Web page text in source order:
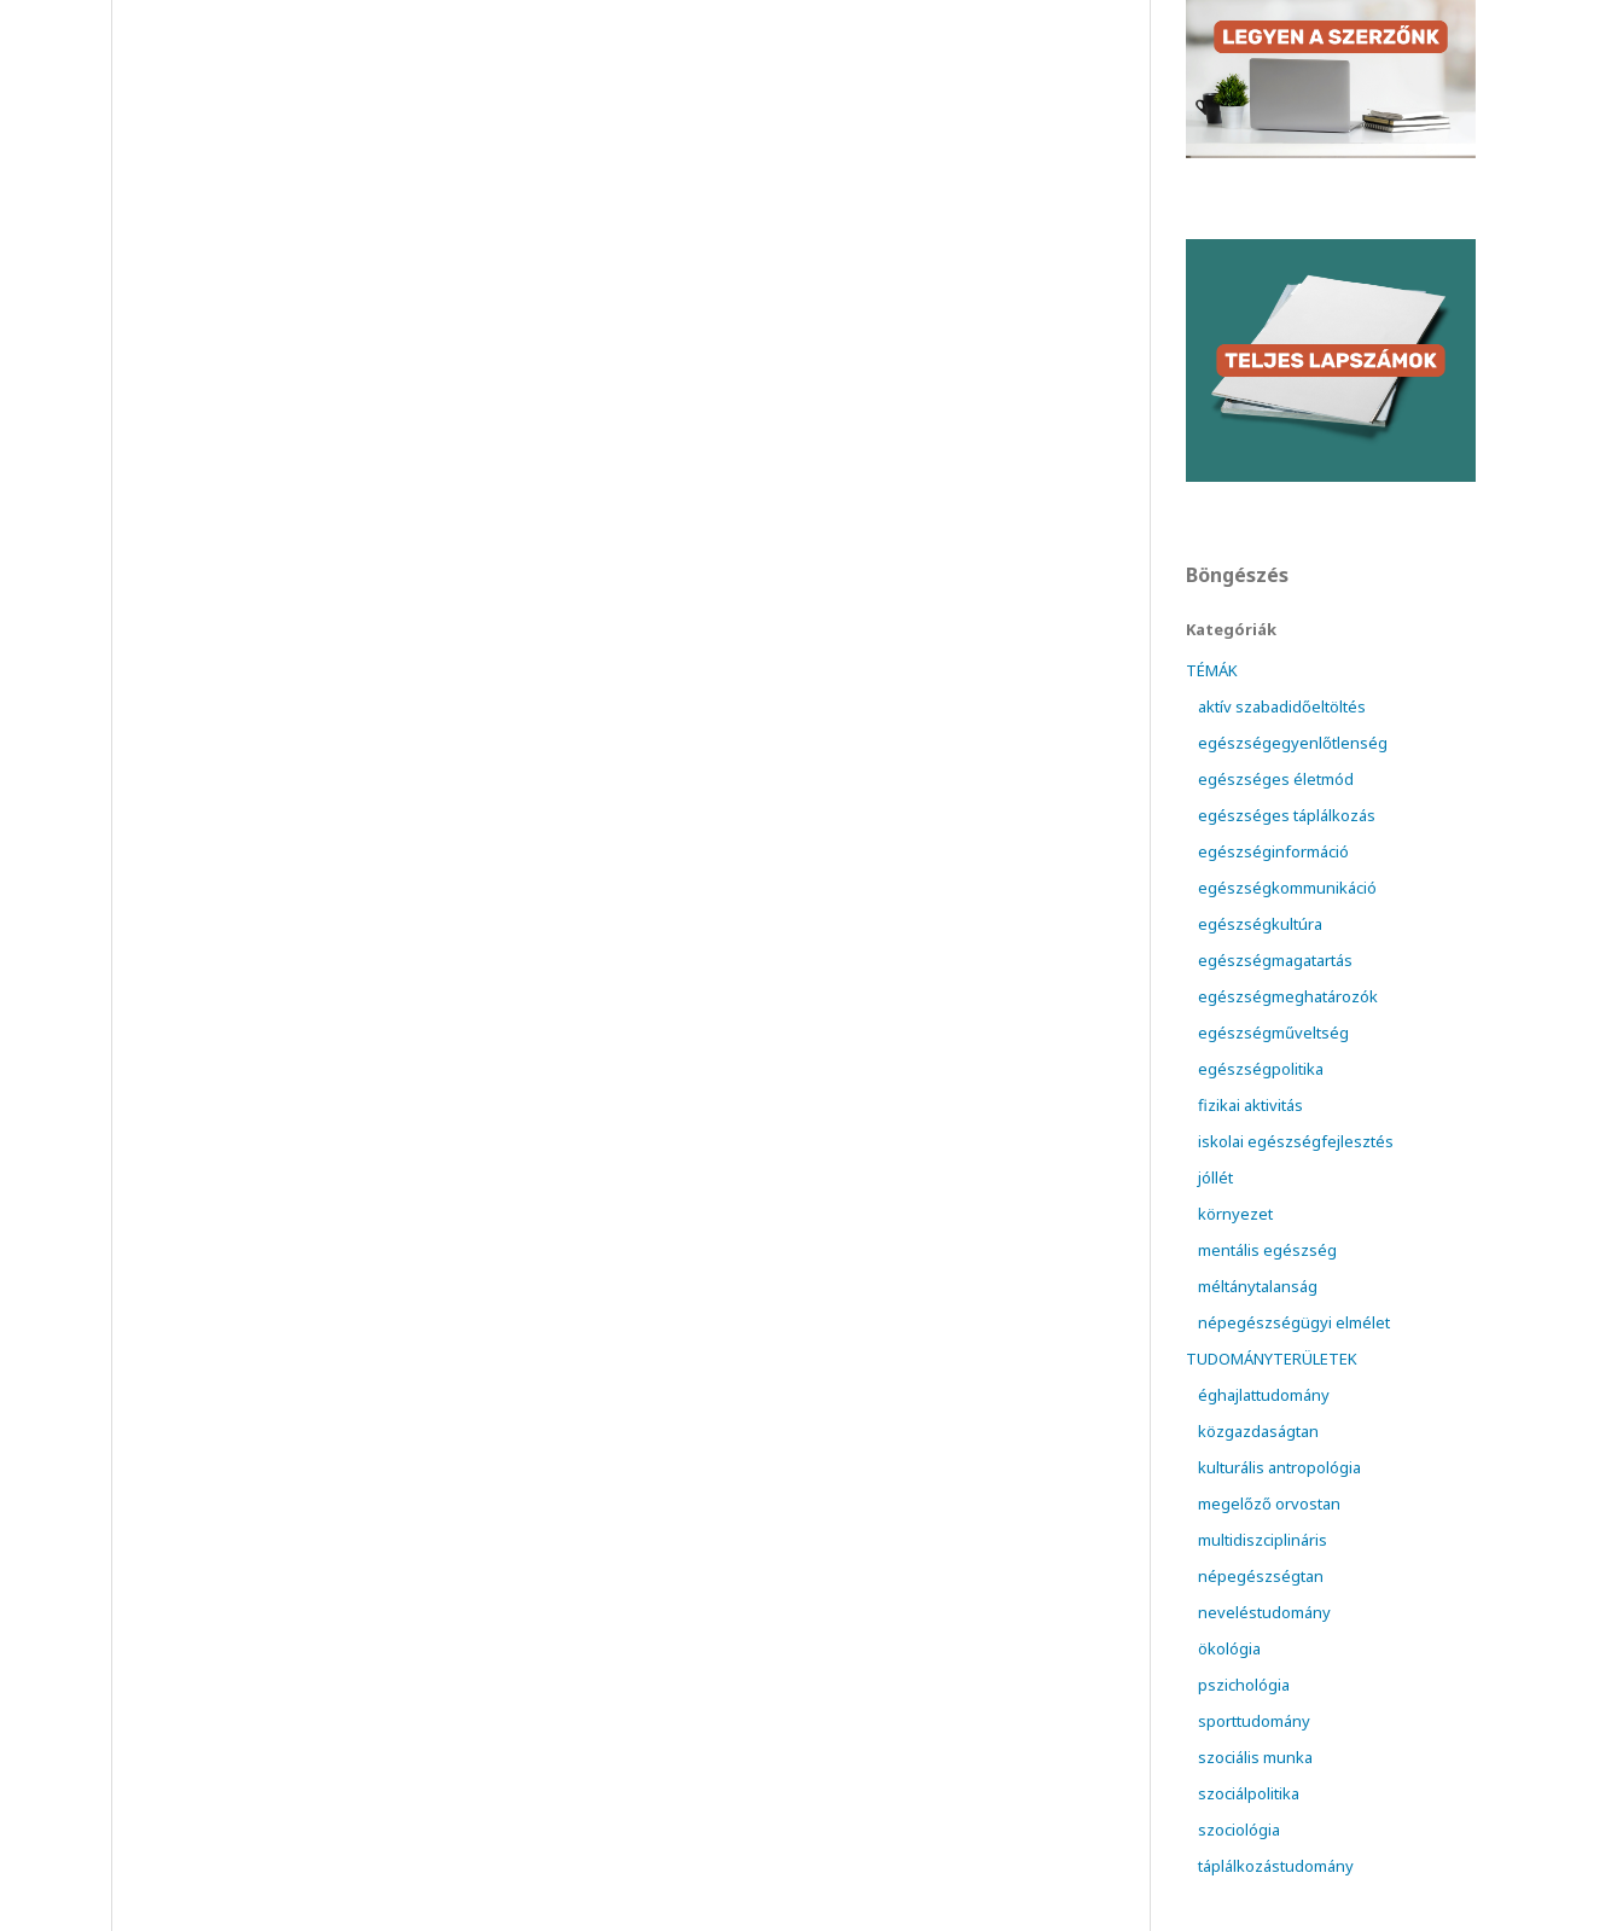
Böngészés
Kategóriák
TÉMÁK
aktív szabadidőeltöltés
egészségegyenlőtlenség
egészséges életmód
egészséges táplálkozás
egészséginformáció
egészségkommunikáció
egészségkultúra
egészségmagatartás
egészségmeghatározók
egészségműveltség
egészségpolitika
fizikai aktivitás
iskolai egészségfejlesztés
jóllét
környezet
mentális egészség
méltánytalanság
népegészségügyi elmélet
TUDOMÁNYTERÜLETEK
éghajlattudomány
közgazdaságtan
kulturális antropológia
megelőző orvostan
multidiszciplináris
népegészségtan
neveléstudomány
ökológia
pszichológia
sporttudomány
szociális munka
szociálpolitika
szociológia
táplálkozástudomány